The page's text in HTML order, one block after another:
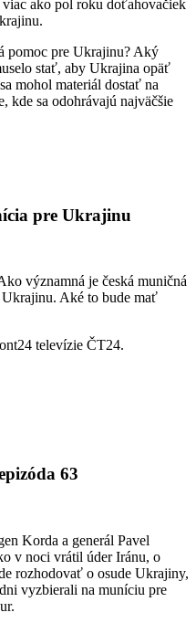
viac ako pol roku doťahovačiek
pomoc pre Ukrajinu? Aký
stať, aby Ukrajina opäť
mohol materiál dostať na
kde sa odohrávajú najväčšie
pre Ukrajinu
významná je česká muničná
Aké to bude mať
televízie ČT24.
63
Korda a generál Pavel
v noci vrátil úder Iránu, o
rozhodovať o osude Ukrajiny,
vyzbierali na muníciu pre